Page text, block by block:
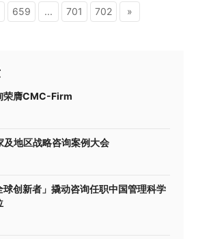
659 ... 701 702 »
荣膺CMC-Firm
地区战略咨询案例大会
球创新者」撬动咨询任职中国管理科学